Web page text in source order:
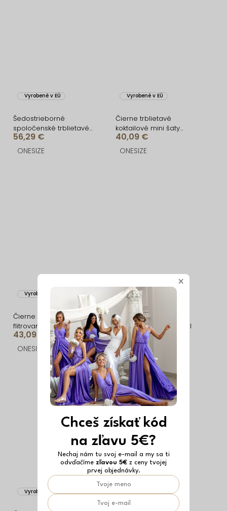
Vyrobené v EÚ
Šedostrieborné
spoločenské trblietavé
dlhé šaty KAILINA
56,29 €
ONESIZE
Vyrobené v EÚ
Čierne trblietavé
koktailové mini šaty
VEKOMA
40,09 €
ONESIZE
Vyrobené v EÚ
Čierne trblietavé
flitrované spoločenské
šaty LORVEA na ramienka
43,09 €
ONESIZE
Vyrobené v EÚ
Čierne mini krátke
koktailové šaty DRELANI
29,99 €
ONESIZE
Vyrobené v EÚ
×
Chceš získať kód
na zľavu 5€?
Nechaj nám tu svoj e-mail a my sa ti
odvďačíme zľavou 5€ z ceny tvojej
prvej objednávky.